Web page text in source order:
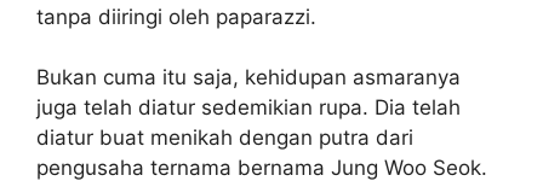
tanpa diiringi oleh paparazzi.
Bukan cuma itu saja, kehidupan asmaranya
juga telah diatur sedemikian rupa. Dia telah
diatur buat menikah dengan putra dari
pengusaha ternama bernama Jung Woo Seok.